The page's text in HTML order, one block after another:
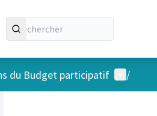
du Budget participatif Menu
/